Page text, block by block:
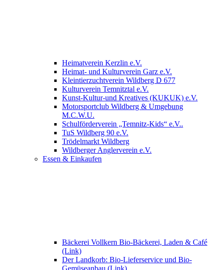
Heimatverein Kerzlin e.V.
Heimat- und Kulturverein Garz e.V.
Kleintierzuchtverein Wildberg D 677
Kulturverein Temnitztal e.V.
Kunst-Kultur-und Kreatives (KUKUK) e.V.
Motorsportclub Wildberg & Umgebung
M.C.W.U.
Schulförderverein „Temnitz-Kids“ e.V..
TuS Wildberg 90 e.V.
Trödelmarkt Wildberg
Wildberger Anglerverein e.V.
Essen & Einkaufen
Bäckerei Vollkern Bio-Bäckerei, Laden & Café
(Link)
Der Landkorb: Bio-Lieferservice und Bio-
Gemüseanbau (Link)